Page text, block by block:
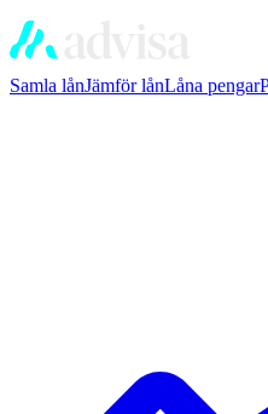
Samla lånJämför lånLåna pengar